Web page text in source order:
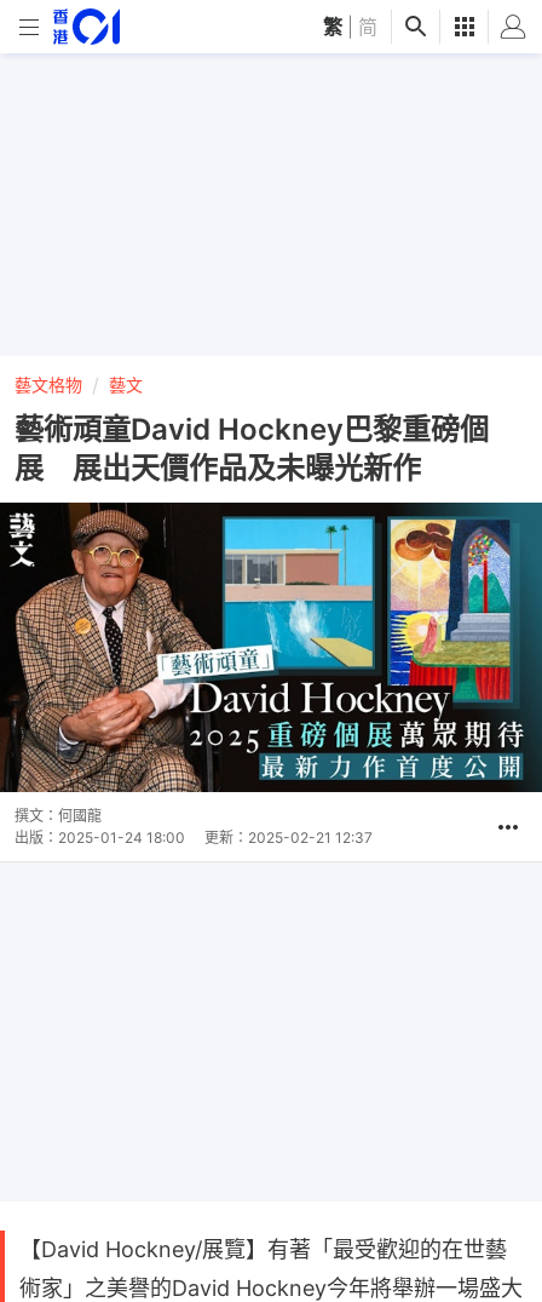
繁 简
藝文格物 藝文
藝術頑童David Hockney巴黎重磅個
展 展出天價作品及未曝光新作
撰文： 何國龍
出版： 2025-01-24 18:00 更新： 2025-02-21 12:37
【David Hockney/展覽】有著「最受歡迎的在世藝
術家」之美譽的David Hockney今年將舉辦一場盛大